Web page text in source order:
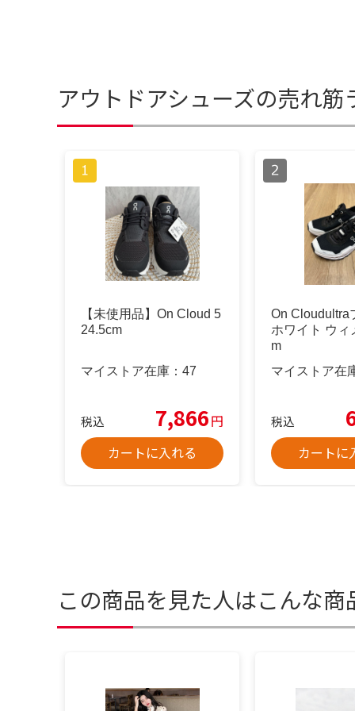
アウトドアシューズの売れ筋
【未使用品】On Cloud 5
24.5cm
マイストア在庫： 47
税込 7,866円
カートに入れる
On Cloudultra
ホワイト ウィ
m
マイストア在
税込
カートに
この商品を見た人はこんな